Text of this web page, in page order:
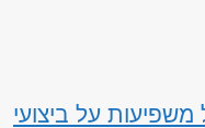
על ביצועי